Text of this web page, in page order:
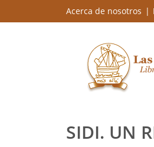
Acerca de nosotros
SIDI. UN